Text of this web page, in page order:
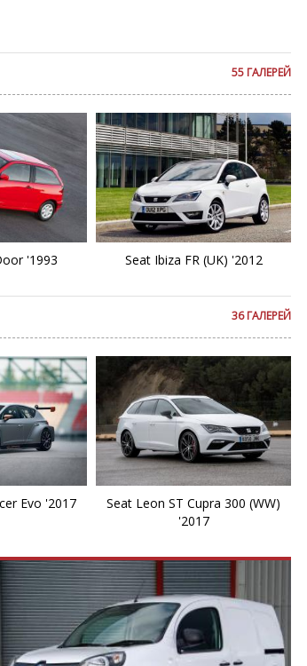
публикуются только после модерации, поэтому
опозданием.
55 ГАЛЕРЕЙ
'1993 Seat Ibiza FR (UK) '2012
36 ГАЛЕРЕЙ
Evo '2017
Seat Leon ST Cupra 300 (WW)
'2017